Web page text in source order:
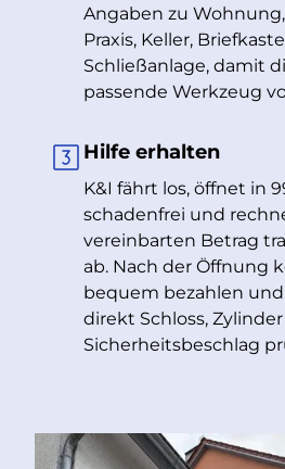
Angaben zu
Praxis, Keller,
Schließanlage, damit
passende Werkzeug
Hilfe erhalten
K&I fährt los, öffnet in
schadenfrei und
vereinbarten Betrag
ab. Nach der Öffnung
bequem bezahlen
direkt Schloss,
Sicherheitsbeschlag